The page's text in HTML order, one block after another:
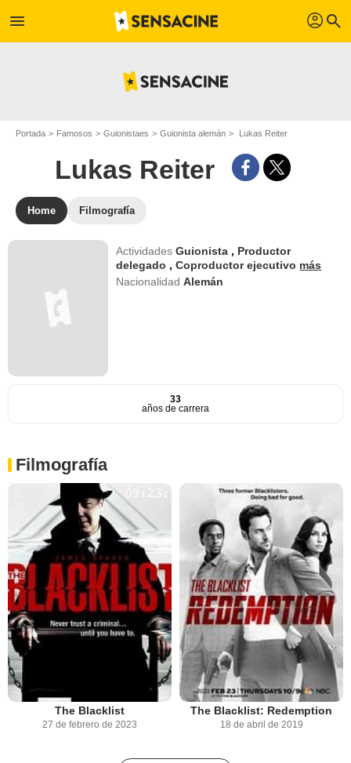
menu profil search
Portada Famosos Guionistaes Guionista alemán Lukas Reiter
Lukas Reiter
Home Filmografía
ActividadesGuionista , Productor
delegado ,Coproductor ejecutivo más
NacionalidadAlemán
33
años de carrera
Filmografía
The Blacklist
27 de febrero de 2023
The Blacklist: Redemption
18 de abril de 2019